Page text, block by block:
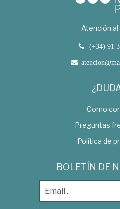
Atención
(+34) 91
Como
Preguntas
Política de
BOLETÍN DE